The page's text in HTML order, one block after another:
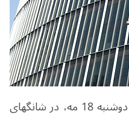
دومین نشست مقامات ارشد مجمع همکاری اقتصادی آسیا و اقیانوسیه (اَپک)، امروز دوشنبه 18 مه، در شانگهای